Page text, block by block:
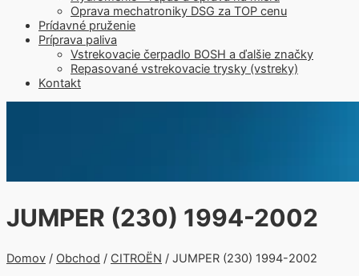
Oprava mechatroniky DSG za TOP cenu
Prídavné pruženie
Príprava paliva
Vstrekovacie čerpadlo BOSH a ďalšie značky
Repasované vstrekovacie trysky (vstreky)
Kontakt
JUMPER (230) 1994-2002
Domov / Obchod / CITROËN / JUMPER (230) 1994-2002